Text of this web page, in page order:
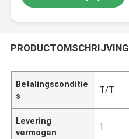
PRODUCTOMSCHRIJVING
Betalingsconditie
s
T/T
Levering
vermogen
1